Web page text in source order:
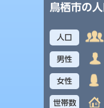
鳥栖市の
人口
男性
女性
世帯数